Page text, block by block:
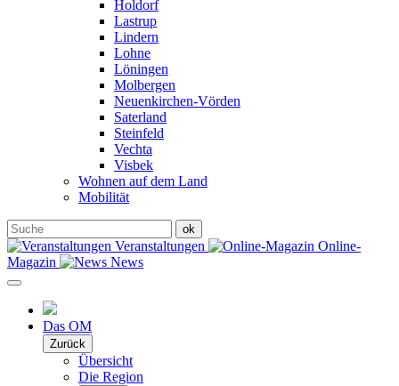
Holdorf
Lastrup
Lindern
Lohne
Löningen
Molbergen
Neuenkirchen-Vörden
Saterland
Steinfeld
Vechta
Visbek
Wohnen auf dem Land
Mobilität
Veranstaltungen
Online-
Magazin
News
Das OM
Zurück
Übersicht
Die Region